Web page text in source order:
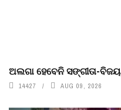
ଅଲଗା ହେବେନି ସଙ୍ଗୀତା-ବିଜୟ
14427 AUG 09, 2026